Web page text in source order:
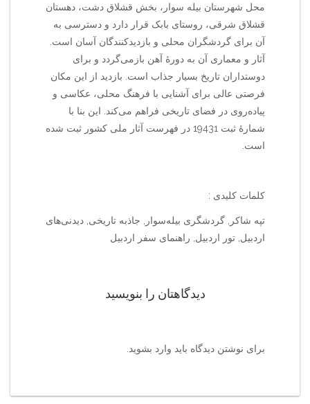
محل شهرستان بیله سوار، بخش قشلاق دشت، دهستان
قشلاق شرقی، روستای بابک قرار دارد و دسترسی به
آن برای گردشگران محلی و بازدیدکنندگان آسان است.
آثار و معماری آن به دورهٔ آهن بازمی‌گردد و برای
دوستداران تاریخ بسیار جذاب است. بازدید از این مکان
فرصتی عالی برای آشنایی با فرهنگ محلی، عکاسی و
پیاده‌روی در فضای تاریخی فراهم می‌کند. این بنا با
شمارهٔ ثبت 19431 در فهرست آثار ملی کشور ثبت شده
است.
کلمات کلیدی :
تپه شاکر, گردشگری بیله‌سوار, جاذبه تاریخی, دیدنی‌های
اردبیل, تور اردبیل, راهنمای سفر اردبیل
دیدگاهتان را بنویسید
برای نوشتن دیدگاه باید وارد بشوید.